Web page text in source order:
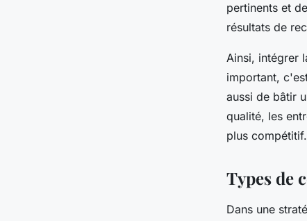
pertinents et
résultats de
Ainsi, intégrer
important,
aussi de bâtir
qualité, les
plus compétitif.
Types de
Dans une